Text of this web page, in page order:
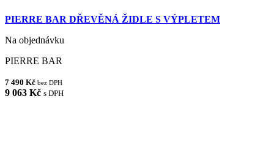
PIERRE BAR DŘEVĚNÁ ŽIDLE S VÝPLETEM
Na objednávku
PIERRE BAR
7 490 Kč bez DPH
9 063 Kč s DPH